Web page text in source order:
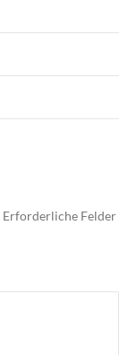
Erforderliche Felder